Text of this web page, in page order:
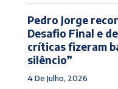
Pedro Jorge
Desafio Final e
críticas fizeram
silêncio”
4 De Julho, 2026